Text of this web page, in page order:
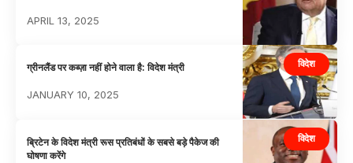
APRIL 13, 2025
विदेश
ग्रीनलैंड पर कब्ज़ा नहीं होने वाला है: विदेश मंत्री
JANUARY 10, 2025
विदेश
ब्रिटेन के विदेश मंत्री रूस प्रतिबंधों के सबसे बड़े पैकेज की
घोषणा करेंगे